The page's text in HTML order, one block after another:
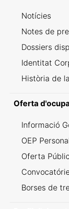
Notícies
Notes de
Dossiers
Identitat
Història de
Oferta
Informació
OEP
Oferta
Borses de